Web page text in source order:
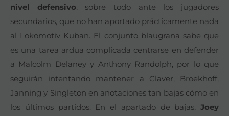
nivel defensivo, sobre todo ante los jugadores
secundarios, que no han aportado prácticamente nada
al Lokomotiv Kuban. El conjunto blaugrana sabe que
es una tarea ardua complicada centrarse en defender
a Malcolm Delaney y Anthony Randolph, por lo que
seguirán intentando mantener a Claver, Broekhoff,
Janning y Singleton en anotaciones tan bajas cómo en
los últimos partidos. En el apartado de bajas, Joey